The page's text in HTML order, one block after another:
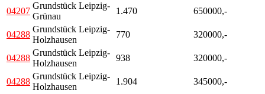
04207
Grundstück Leipzig-
Grünau
1.470 650000,-
04288
Grundstück Leipzig-
Holzhausen
770 320000,-
04288
Grundstück Leipzig-
Holzhausen
938 320000,-
04288
Grundstück Leipzig-
Holzhausen
1.904 345000,-